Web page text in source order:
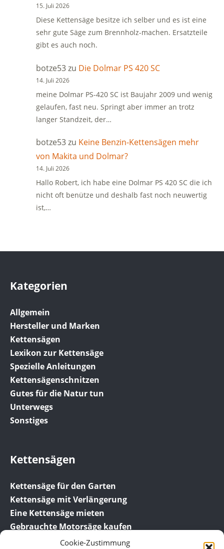
Cookie-Zustimmung
15. Juli 2026
Diese Kettensäge besitze ich selber und es ist eine
sehr gute Säge zum Brennholz-machen. Ersatzteile
gibt es auch noch.
botze53zu Die Dolmar PS 420 SC
14. Juli 2026
meine Dolmar PS-420 SC ist Baujahr 2009 und wenig
gelaufen, fast neu. Springt aber immer an trotz
langer Standzeit, der…
botze53zu Keine Benzin-Kettensägen mehr
von Makita und Dolmar?
14. Juli 2026
Hallo Robert, ich habe eine Dolmar PS 420 SC die ich
nicht oft benütze und deshalb fast noch neuwertig
ist,…
Kategorien
Allgemein
Hersteller und Marken
Kettensägen
Lexikon zur Kettensäge
Spezielle Anleitungen
Kettensägenschnitzen
Gutes für die Natur tun
Unterwegs
Sonstiges
Kettensägen
Kettensäge für den Garten
Kettensäge mit Verlängerung
Eine Kettensäge mieten
Gebrauchte Motorsäge kaufen